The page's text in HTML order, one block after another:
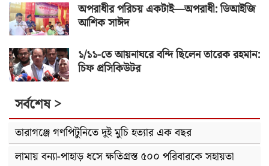
অপরাধীর পরিচয় একটাই—অপরাধী: ডিআইজি
আশিক সাঈদ
১/১১-তে আয়নাঘরে বন্দি ছিলেন তারেক রহমান:
চিফ প্রসিকিউটর
সর্বশেষ >
তারাগঞ্জে গণপিটুনিতে দুই মুচি হত্যার এক বছর
লামায় বন্যা-পাহাড় ধসে ক্ষতিগ্রস্ত ৫০০ পরিবারকে সহায়তা